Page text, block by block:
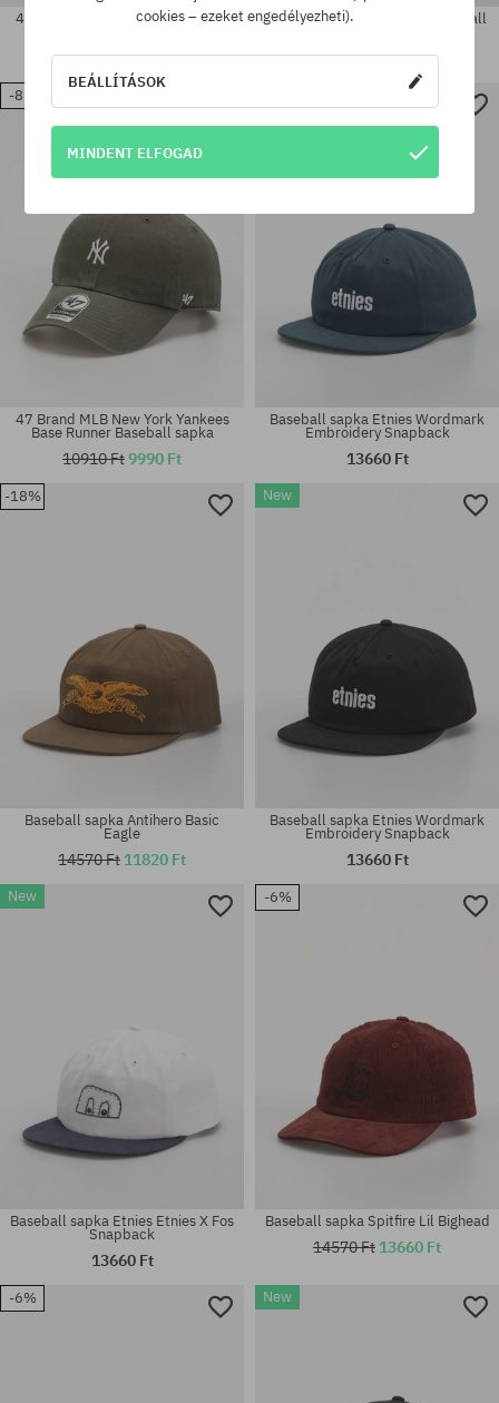
univerzális méret
Elérhető méretek:
M-L
47 Brand MLB New York Yankees
10910 Ft9990 Ft
OBEY Pigment Signature Baseball
17320 Ft11820 Ft
-8%
47 Brand MLB New York Yankees
Base Runner Baseball sapka
10910 Ft9990 Ft
Baseball sapka Etnies Wordmark
Embroidery Snapback
13660 Ft
-18%
Baseball sapka Antihero Basic
Eagle
14570 Ft 11820 Ft
New
Baseball sapka Etnies Wordmark
Embroidery Snapback
13660 Ft
New
Baseball sapka Etnies Etnies X Fos
Snapback
13660 Ft
-6%
Baseball sapka Spitfire Lil Bighead
14570 Ft 13660 Ft
-6% New
cookies – ezeket engedélyezheti).
BEÁLLÍTÁSOK
MINDENT ELFOGAD